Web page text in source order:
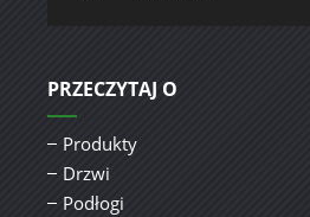
PRZECZYTAJ O
Produkty
Drzwi
Podłogi